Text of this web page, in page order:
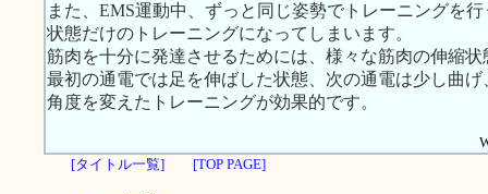
また、EMS運動中、ずっと同じ姿勢でトレーニングを
状態だけのトレーニングになってしまいます。
筋肉を十分に発達させるためには、様々な筋肉の伸縮
最初の通電では足を伸ばした状態、次の通電は少し曲
角度を変えたトレーニングが効果的です。
[タイトル一覧]
[TOP PAGE]